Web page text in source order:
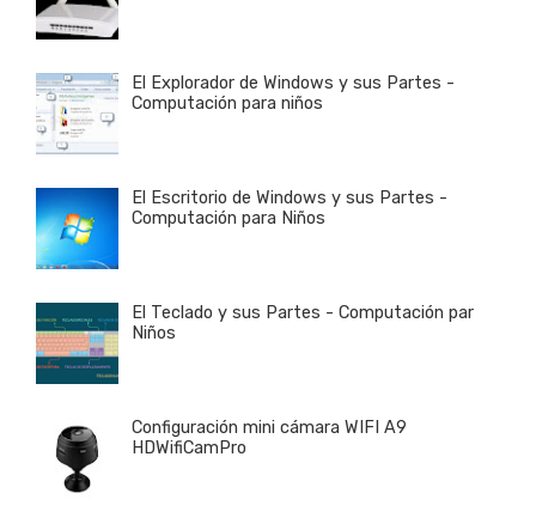
El Explorador de Windows y sus Partes -
Computación para niños
El Escritorio de Windows y sus Partes -
Computación para Niños
El Teclado y sus Partes - Computación par
Niños
Configuración mini cámara WIFI A9
HDWifiCamPro